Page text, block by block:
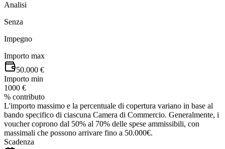
Analisi
Senza
Impegno
Importo max
50.000 €
Importo min
1000 €
% contributo
L'importo massimo e la percentuale di copertura variano in base al
bando specifico di ciascuna Camera di Commercio. Generalmente, i
voucher coprono dal 50% al 70% delle spese ammissibili, con
massimali che possono arrivare fino a 50.000€.
Scadenza